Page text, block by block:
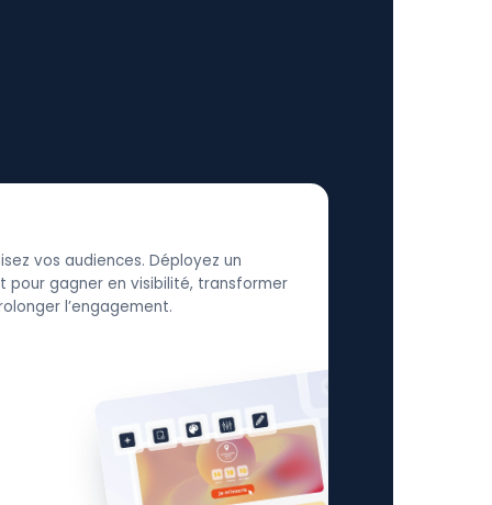
vos audiences. Déployez un
gagner en visibilité, transformer
l’engagement.